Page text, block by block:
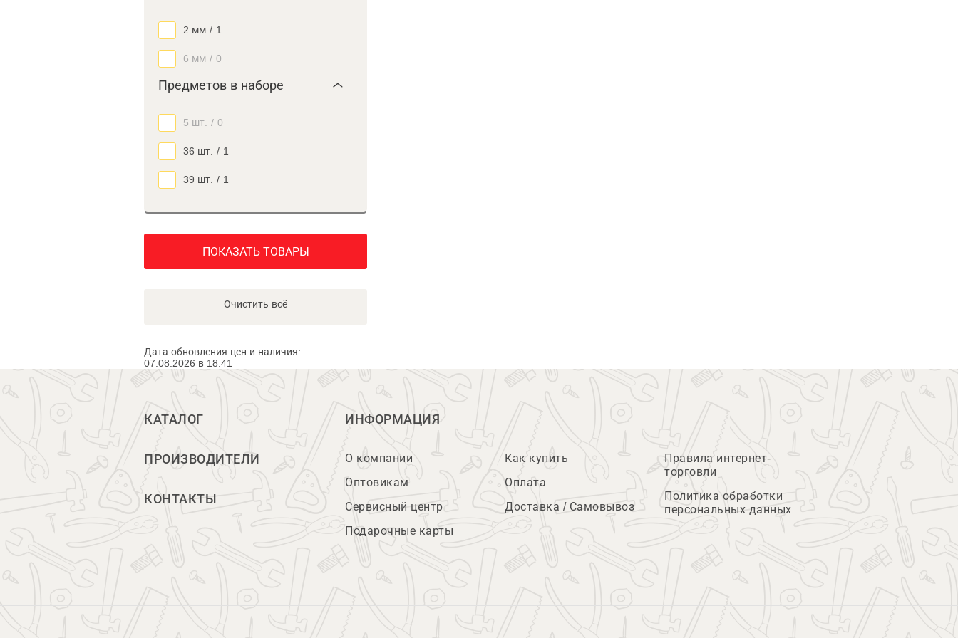
2 мм / 1
6 мм / 0
Предметов в наборе
5 шт. / 0
36 шт. / 1
39 шт. / 1
ПОКАЗАТЬ ТОВАРЫ
Очистить всё
Дата обновления цен и наличия:
07.08.2026 в 18:41
КАТАЛОГ
ПРОИЗВОДИТЕЛИ
КОНТАКТЫ
ИНФОРМАЦИЯ
О компании
Оптовикам
Сервисный центр
Подарочные карты
Как купить
Оплата
Доставка / Самовывоз
Правила интернет-
торговли
Политика обработки
персональных данных